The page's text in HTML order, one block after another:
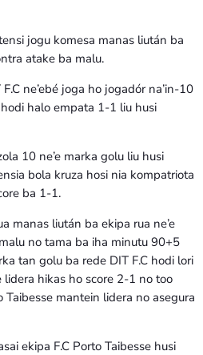
jogu komesa manas liután ba
atake ba malu.
ne’ebé joga ho jogadór na’in-10
halo empata 1-1 liu husi
10 ne’e marka golu liu husi
bola kruza hosi nia kompatriota
ba 1-1.
manas liután ba ekipa rua ne’e
no tama ba iha minutu 90+5
tan golu ba rede DIT F.C hodi lori
lidera hikas ho score 2-1 no too
Taibesse mantein lidera no asegura
ekipa F.C Porto Taibesse husi